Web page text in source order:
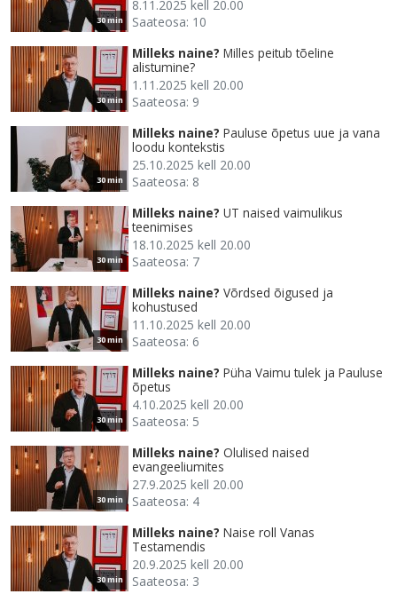
30 min
8.11.2025 kell 20.00
Saateosa: 10
30 min
Milleks naine? Milles peitub tõeline
alistumine?
1.11.2025 kell 20.00
Saateosa: 9
30 min
Milleks naine? Pauluse õpetus uue ja vana
loodu kontekstis
25.10.2025 kell 20.00
Saateosa: 8
30 min
Milleks naine? UT naised vaimulikus
teenimises
18.10.2025 kell 20.00
Saateosa: 7
30 min
Milleks naine? Võrdsed õigused ja
kohustused
11.10.2025 kell 20.00
Saateosa: 6
30 min
Milleks naine? Püha Vaimu tulek ja Pauluse
õpetus
4.10.2025 kell 20.00
Saateosa: 5
30 min
Milleks naine? Olulised naised
evangeeliumites
27.9.2025 kell 20.00
Saateosa: 4
30 min
Milleks naine? Naise roll Vanas
Testamendis
20.9.2025 kell 20.00
Saateosa: 3